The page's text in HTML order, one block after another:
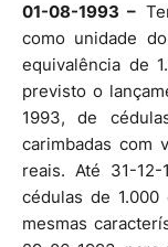
01-08-1993 –
como unidade
equivalência de
previsto o
1993, de
carimbadas com
reais. Até 31-
cédulas de
mesmas